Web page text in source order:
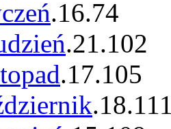
.16.74
.21.102
.17.105
.18.